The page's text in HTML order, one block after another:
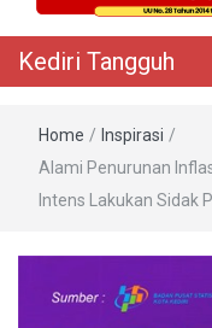
Kediri Tangguh
Home / Inspirasi /
Alami Penurunan
Intens Lakukan Sidak